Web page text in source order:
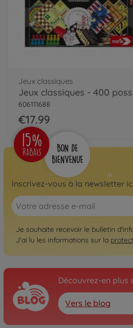
Jeux classiques
606111688
€17.99
Inscrivez-vous à la newsletter
Je souhaite recevoir le bulletin
J'ai lu les informations sur la
Découvrez-en plus
Vers le blog